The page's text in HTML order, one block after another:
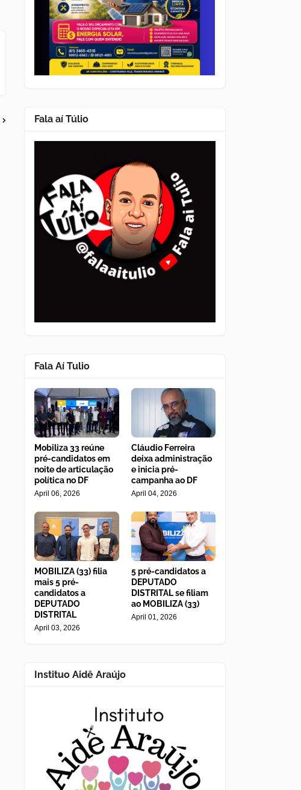
Fala aí Túlio
Fala Aí Tulio
Mobiliza 33 reúne
pré-candidatos em
noite de articulação
política no DF
April 06, 2026
Cláudio Ferreira
deixa administração
e inicia pré-
campanha ao DF
April 04, 2026
MOBILIZA (33) filia
mais 5 pré-
candidatos a
DEPUTADO
DISTRITAL
April 03, 2026
5 pré-candidatos a
DEPUTADO
DISTRITAL se filiam
ao MOBILIZA (33)
April 01, 2026
Instituo Aidê Araújo